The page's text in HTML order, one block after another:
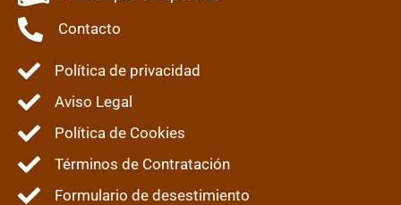
Contacto
Política de privacidad
Aviso Legal
Política de Cookies
Términos de Contratación
Formulario de desestimiento